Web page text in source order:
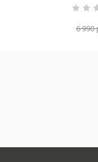
6 990